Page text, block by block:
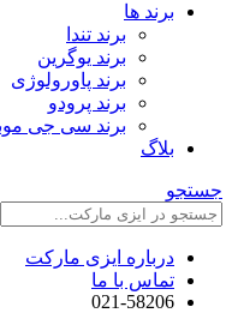
برند ها
برند تندا
برند یوگرین
برند پاورولوژی
برند پرودو
برند سی جی
بلاگ
جستجو
درباره ایزی مارکت
تماس با ما
021-58206